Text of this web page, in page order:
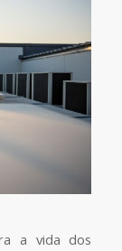
a vida dos